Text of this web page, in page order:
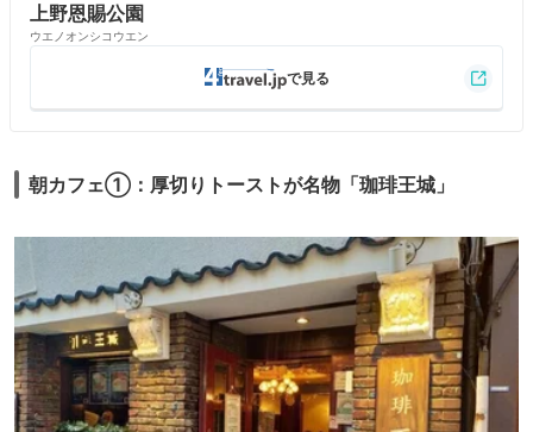
上野恩賜公園
ウエノオンシコウエン
朝カフェ①：厚切りトーストが名物「珈琲王城」